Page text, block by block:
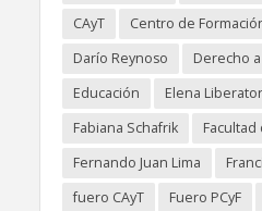
CAyT
Centro de
Darío Reynoso
Derecho
Educación
Elena
Fabiana Schafrik
Facultad
Fernando Juan Lima
fuero CAyT
Fuero PCyF